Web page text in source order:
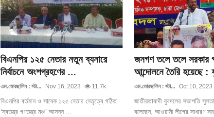
বিএনপির ১২৫ নেতার নতুন ব্যনারে
নির্বাচনে অংশগ্রহণের ...
এম.মোরছালিন : স্টা... Nov 16, 2023 11.7k
বিএনপির বর্তমান ও সাবেক ১২৫ নেতার নেতৃত্বে গঠিত
‘স্বতন্ত্র গণতন্ত্র মঞ্চ’ আসন্ন ...
জনগণ তলে তলে সরকার
আন্দোলনে তৈরি হয়েছে :
এম.মোরছালিন : স্টা... Oct 10, 2023
জাতীয়তাবাদী যুবদলের সভাপতি
বলেছেন, আওয়ামী লীগের সাধারণ